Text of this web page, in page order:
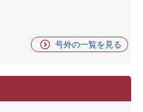
号外の一覧を見る